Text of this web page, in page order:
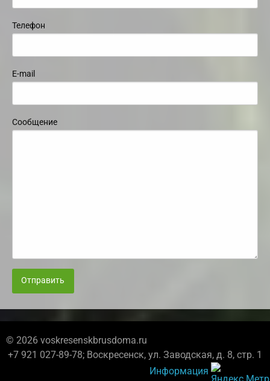
Телефон
E-mail
Сообщение
Отправить
© 2026 voskresenskbrusdoma.ru
+7 921 027-89-78; Воскресенск, ул. Заводская, д. 8, стр. 1
Информация